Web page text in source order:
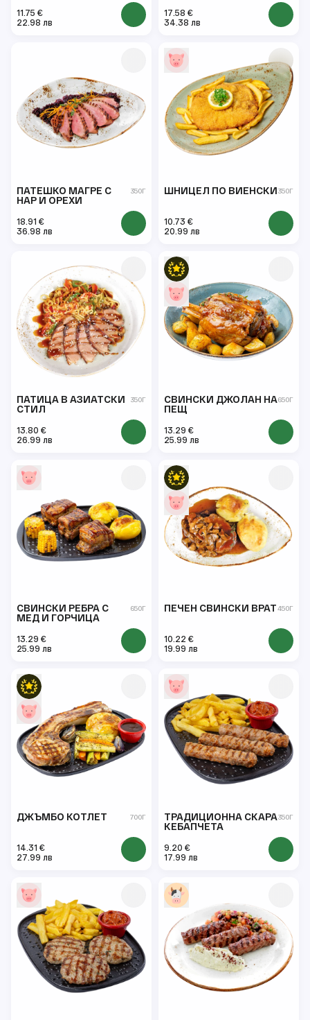
11.75 €
22.98 лв
17.58 €
34.38 лв
ПАТЕШКО МАГРЕ С
НАР И ОРЕХИ
350Г
18.91 €
36.98 лв
ШНИЦЕЛ ПО ВИЕНСКИ350Г
10.73 €
20.99 лв
ПАТИЦА В АЗИАТСКИ
СТИЛ
350Г
13.80 €
26.99 лв
СВИНСКИ ДЖОЛАН НА
ПЕЩ
650Г
13.29 €
25.99 лв
СВИНСКИ РЕБРА С
МЕД И ГОРЧИЦА
650Г
13.29 €
25.99 лв
ПЕЧЕН СВИНСКИ ВРАТ450Г
10.22 €
19.99 лв
ДЖЪМБО КОТЛЕТ 700Г
14.31 €
27.99 лв
ТРАДИЦИОННА СКАРА
КЕБАПЧЕТА
350Г
9.20 €
17.99 лв